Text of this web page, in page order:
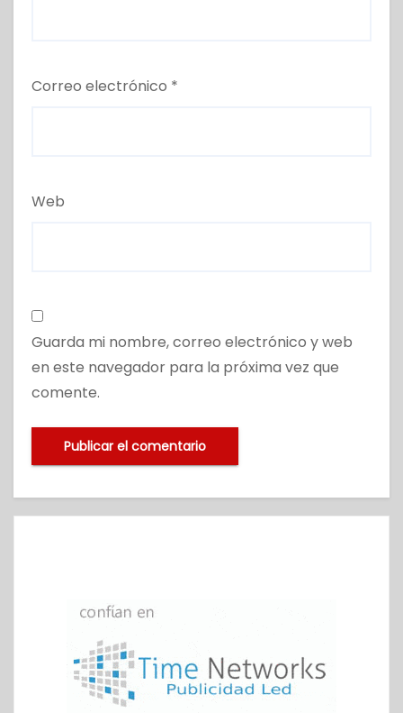
Correo electrónico *
Web
Guarda mi nombre, correo electrónico y web
en este navegador para la próxima vez que
comente.